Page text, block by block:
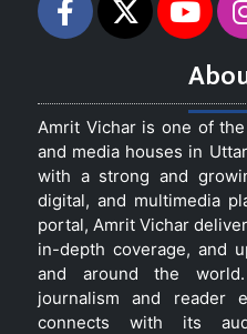
Amrit Vichar is one of
and media houses in
with a strong and
digital, and multimedia
portal, Amrit Vichar
in-depth coverage, and
and around the
journalism and reader
connects with its